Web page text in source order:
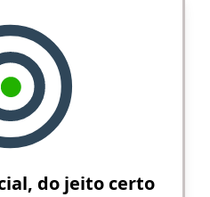
do jeito certo